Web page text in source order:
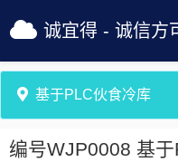
诚宜得 - 诚信方
基于PLC伙食冷库
编号WJP0008 基